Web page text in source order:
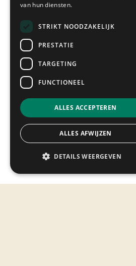
Makado Beek
Wethouder Sangersstraat 314
6191 NA Beek
info@makadobeek.nl
046 – 437 46 69
van hun diensten.
STRIKT NOODZAKELIJK
PRESTATIE
TARGETING
FUNCTIONEEL
ALLES ACCEPTEREN
ALLES AFWIJZEN
DETAILS WEERGEVEN